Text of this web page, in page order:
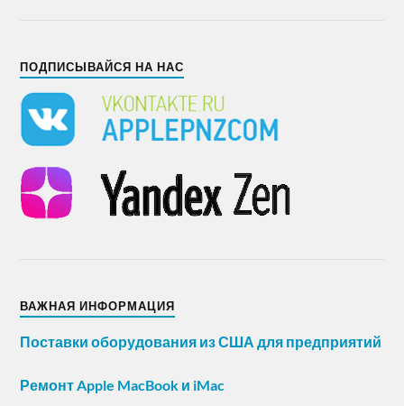
ПОДПИСЫВАЙСЯ НА НАС
ВАЖНАЯ ИНФОРМАЦИЯ
Поставки оборудования из США для предприятий
Ремонт Apple MacBook и iMac